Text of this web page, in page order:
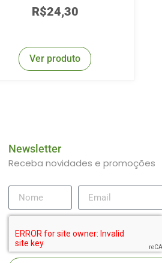
R$24,30
Ver produto
Newsletter
Receba novidades e promoções